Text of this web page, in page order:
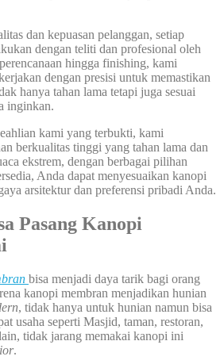
dan kepuasan pelanggan, setiap
dengan teliti dan profesional oleh
hingga finishing, kami
dengan presisi untuk memastikan
hanya tahan lama tetapi juga sesuai
inginkan.
kami yang terbukti, kami
berkualitas tinggi yang tahan lama dan
ekstrem, dengan berbagai pilihan
Anda dapat menyesuaikan kanopi
arsitektur dan preferensi pribadi Anda.
Pasang Kanopi
bisa menjadi daya tarik bagi orang
kanopi membran menjadikan hunian
, tidak hanya untuk hunian namun bisa
usaha seperti Masjid, taman, restoran,
tidak jarang memakai kanopi ini
.